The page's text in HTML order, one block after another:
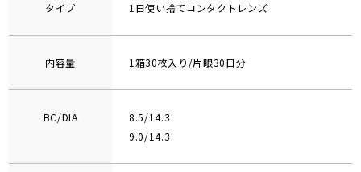
タイプ 1日使い捨てコンタクトレンズ
内容量 1箱30枚入り/片眼30日分
BC/DIA
8.5/14.3
9.0/14.3